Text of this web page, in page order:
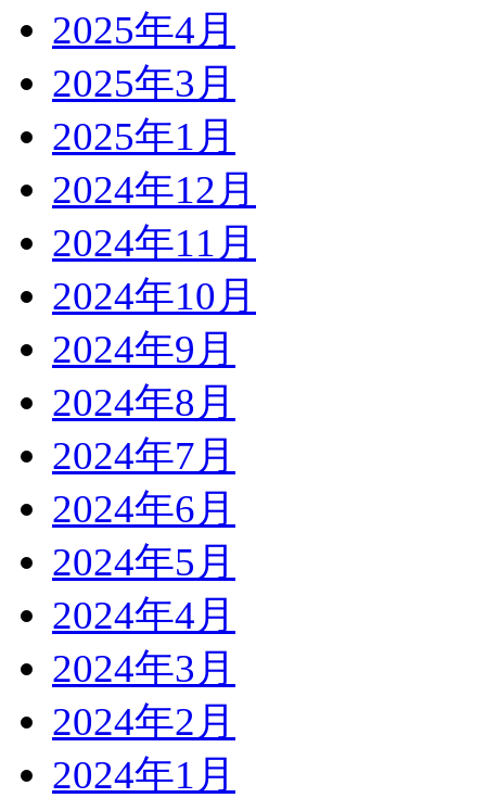
2025年4月
2025年3月
2025年1月
2024年12月
2024年11月
2024年10月
2024年9月
2024年8月
2024年7月
2024年6月
2024年5月
2024年4月
2024年3月
2024年2月
2024年1月